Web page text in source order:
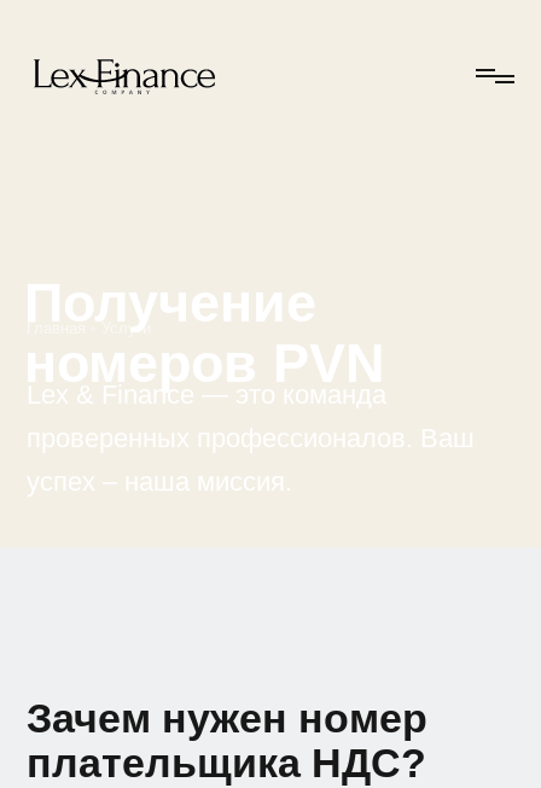
Получение
номеров PVN
Услуги
Lex & Finance — это команда
проверенных профессионалов. Ваш
успех – наша миссия.
Зачем нужен номер
плательщика НДС?